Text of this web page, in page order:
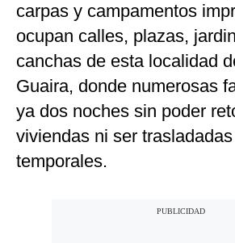
carpas y campamentos
ocupan calles, plazas,
canchas de esta localidad
Guaira, donde numerosas
ya dos noches sin poder
viviendas ni ser
temporales.